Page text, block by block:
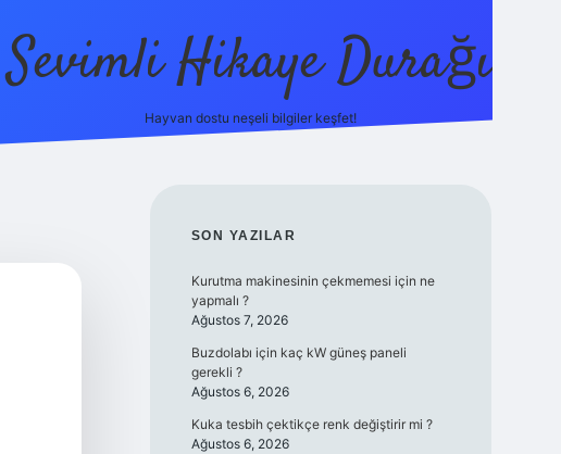
Sevimli Hikaye Durağı
Hayvan dostu neşeli bilgiler keşfet!
SIDEBAR
SON YAZILAR
Kurutma makinesinin çekmemesi için ne
yapmalı ?
Ağustos 7, 2026
Buzdolabı için kaç kW güneş paneli
gerekli ?
Ağustos 6, 2026
Kuka tesbih çektikçe renk değiştirir mi ?
Ağustos 6, 2026